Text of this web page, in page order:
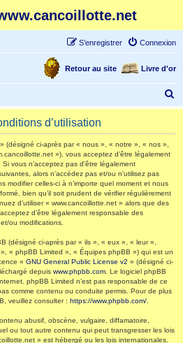
Connexion
S’enregistrer
Livre d'or
Retour au site
e
d’utilisation
(désigné ci-après par « nous », « notre », « nos »,
»), vous acceptez d’être légalement
vous n’acceptez pas d’être légalement
alors n’accédez pas et/ou n’utilisez pas
modifier celles-ci à n’importe quel moment et nous
bien qu’il soit prudent de vérifier régulièrement
d’utiliser « www.cancoillotte.net » alors que des
d’être légalement responsable des
ou modifications.
(désigné ci-après par « ils », « eux », « leur »,
« phpBB Limited », « Équipes phpBB ») qui est un
« GNU General Public License v2 » (désigné ci-
depuis www.phpbb.com . Le logiciel phpBB
phpBB Limited n’est pas responsable de ce
comme contenu ou conduite permis. Pour de plus
veuillez consulter : https://www.phpbb.com/
abusif, obscène, vulgaire, diffamatoire,
ou tout autre contenu qui peut transgresser les lois
» est hébergé ou les lois internationales.